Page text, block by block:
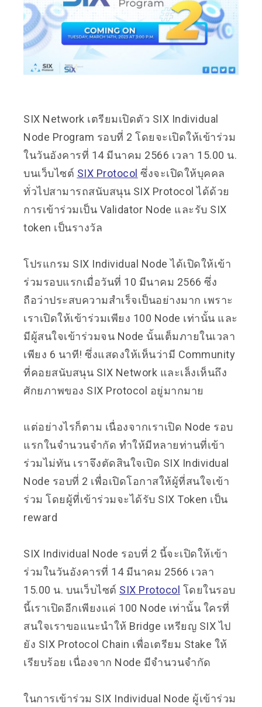
SIX Network เตรียมเปิดตัว SIX Individual
Node Program รอบที่ 2 โดยจะเปิดให้เข้าร่วม
ในวันอังคารที่ 14 มีนาคม 2566 เวลา 15.00 น.
บนเว็บไซต์ SIX Protocol ซึ่งจะเปิดให้บุคคล
ทั่วไปสามารถสนับสนุน SIX Protocol ได้ด้วย
การเข้าร่วมเป็น Validator Node และรับ SIX
token เป็นรางวัล
โปรแกรม SIX Individual Node ได้เปิดให้เข้า
ร่วมรอบแรกเมื่อวันที่ 10 มีนาคม 2566 ซึ่ง
ถือว่าประสบความสำเร็จเป็นอย่างมาก เพราะ
เราเปิดให้เข้าร่วมเพียง 100 Node เท่านั้น และ
มีผู้สนใจเข้าร่วมจน Node นั้นเต็มภายในเวลา
เพียง 6 นาที! ซึ่งแสดงให้เห็นว่ามี Community
ที่คอยสนับสนุน SIX Network และเล็งเห็นถึง
ศักยภาพของ SIX Protocol อยู่มากมาย
แต่อย่างไรก็ตาม เนื่องจากเราเปิด Node รอบ
แรกในจำนวนจำกัด ทำให้มีหลายท่านที่เข้า
ร่วมไม่ทัน เราจึงตัดสินใจเปิด SIX Individual
Node รอบที่ 2 เพื่อเปิดโอกาสให้ผู้ที่สนใจเข้า
ร่วม โดยผู้ที่เข้าร่วมจะได้รับ SIX Token เป็น
reward
SIX Individual Node รอบที่ 2 นี้จะเปิดให้เข้า
ร่วมในวันอังคารที่ 14 มีนาคม 2566 เวลา
15.00 น. บนเว็บไซต์ SIX Protocol โดยในรอบ
นี้เราเปิดอีกเพียงแค่ 100 Node เท่านั้น ใครที่
สนใจเราขอแนะนำให้ Bridge เหรียญ SIX ไป
ยัง SIX Protocol Chain เพื่อเตรียม Stake ให้
เรียบร้อย เนื่องจาก Node มีจำนวนจำกัด
ในการเข้าร่วม SIX Individual Node ผู้เข้าร่วม